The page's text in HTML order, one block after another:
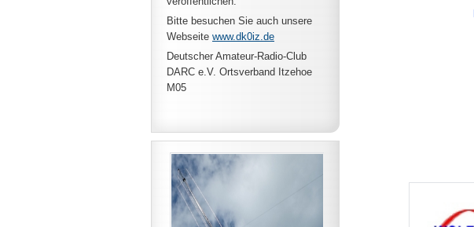
Bitte besuchen Sie auch unsere
Webseite www.dk0iz.de
Deutscher Amateur-Radio-Club
DARC e.V. Ortsverband Itzehoe
M05